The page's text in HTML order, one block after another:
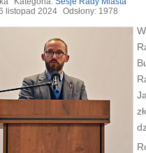
listopad 2024 Odsłony: 1978